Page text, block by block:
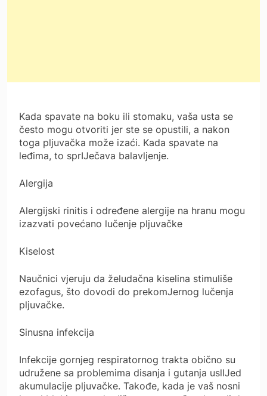
Kada spavate na boku ili stomaku, vaša usta se
često mogu otvoriti jer ste se opustili, a nakon
toga pljuvačka može izaći. Kada spavate na
leđima, to sprIJečava balavljenje.
Alergija
Alergijski rinitis i određene alergije na hranu mogu
izazvati povećano lučenje pljuvačke
Kiselost
Naučnici vjeruju da želudačna kiselina stimuliše
ezofagus, što dovodi do prekomJernog lučenja
pljuvačke.
Sinusna infekcija
Infekcije gornjeg respiratornog trakta obično su
udružene sa problemima disanja i gutanja uslIJed
akumulacije pljuvačke. Takođe, kada je vaš nosni